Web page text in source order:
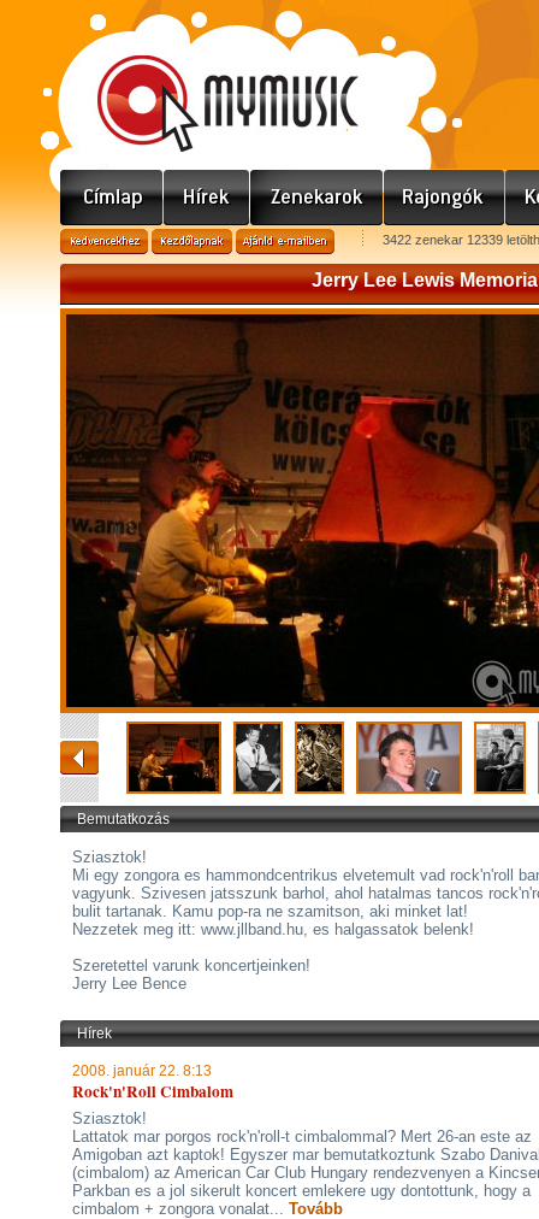
3422 zenekar 12339
Jerry Lee Lewis
Bemutatkozás
Sziasztok!
Mi egy zongora es hammondcentrikus elvetemult vad rock'n'roll
vagyunk. Szivesen jatsszunk barhol, ahol hatalmas tancos
bulit tartanak. Kamu pop-ra ne szamitson, aki minket lat!
Nezzetek meg itt: www.jllband.hu, es halgassatok belenk!
Szeretettel varunk koncertjeinken!
Jerry Lee Bence
Hírek
2008. január 22. 8:13
Rock'n'Roll Cimbalom
Sziasztok!
Lattatok mar porgos rock'n'roll-t cimbalommal? Mert 26-an este az
Amigoban azt kaptok! Egyszer mar bemutatkoztunk Szabo
(cimbalom) az American Car Club Hungary rendezvenyen a
Parkban es a jol sikerult koncert emlekere ugy dontottunk, hogy a
cimbalom + zongora vonalat... Tovább